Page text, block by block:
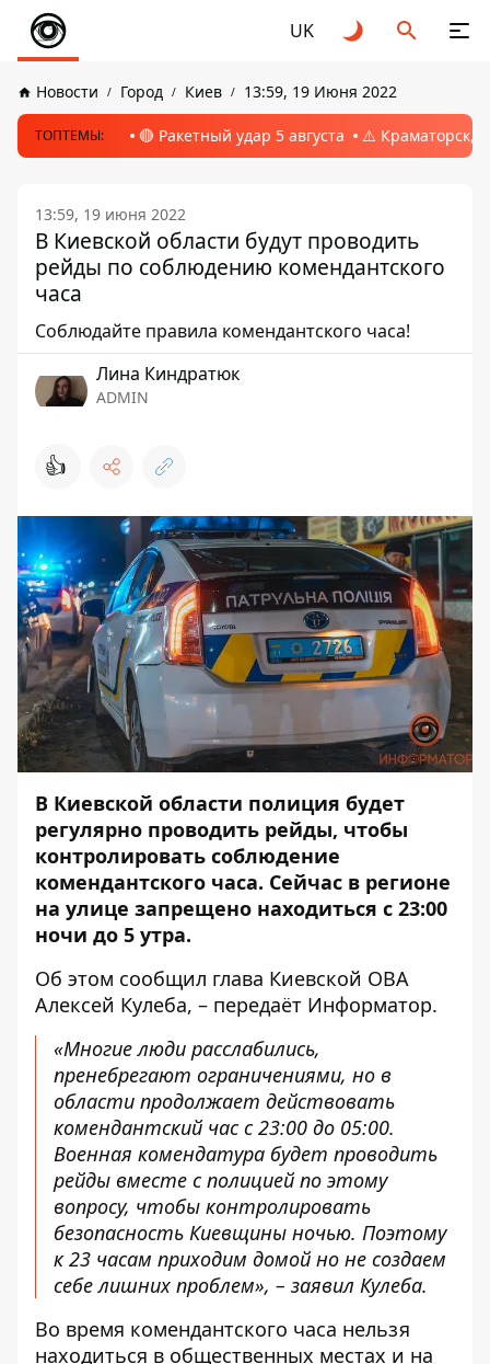
UK
Новости Город Киев 13:59, 19 Июня 2022
ТОПТЕМЫ: 🔴 Ракетный удар 5 августа ⚠️ Краматорск,
13:59, 19 июня 2022
В Киевской области будут проводить
рейды по соблюдению комендантского
часа
Соблюдайте правила комендантского часа!
Лина Киндратюк
ADMIN
👍
В Киевской области полиция будет
регулярно проводить рейды, чтобы
контролировать соблюдение
комендантского часа. Сейчас в регионе
на улице запрещено находиться с 23:00
ночи до 5 утра.
Об этом сообщил глава Киевской ОВА
Алексей Кулеба, – передаёт Информатор.
«Многие люди расслабились,
пренебрегают ограничениями, но в
области продолжает действовать
комендантский час с 23:00 до 05:00.
Военная комендатура будет проводить
рейды вместе с полицией по этому
вопросу, чтобы контролировать
безопасность Киевщины ночью. Поэтому
к 23 часам приходим домой но не создаем
себе лишних проблем», – заявил Кулеба.
Во время комендантского часа нельзя
находиться в общественных местах и ​​на